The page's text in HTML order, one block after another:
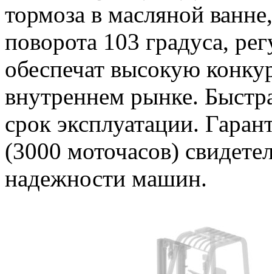
тормоза в масляной
поворота 103 градуса,
обеспечат высокую
внутреннем рынке.
срок эксплуатации.
(3000 моточасов)
надежности машин.